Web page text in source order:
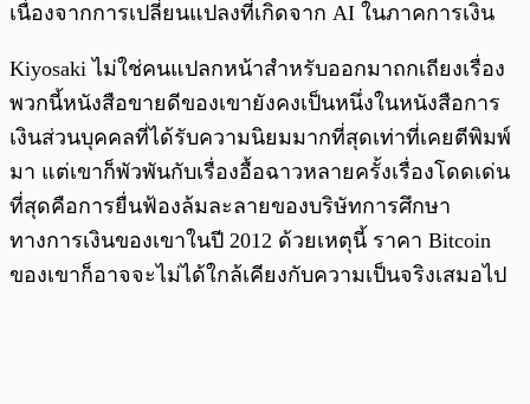
เนื่องจากการเปลี่ยนแปลงที่เกิดจาก AI ในภาคการเงิน
Kiyosaki ไม่ใช่คนแปลกหน้าสำหรับออกมาถกเถียงเรื่อง
พวกนี้หนังสือขายดีของเขายังคงเป็นหนึ่งในหนังสือการ
เงินส่วนบุคคลที่ได้รับความนิยมมากที่สุดเท่าที่เคยตีพิมพ์
มา แต่เขาก็พัวพันกับเรื่องอื้อฉาวหลายครั้งเรื่องโดดเด่น
ที่สุดคือการยื่นฟ้องล้มละลายของบริษัทการศึกษา
ทางการเงินของเขาในปี 2012 ด้วยเหตุนี้ ราคา Bitcoin
ของเขาก็อาจจะไม่ได้ใกล้เคียงกับความเป็นจริงเสมอไป